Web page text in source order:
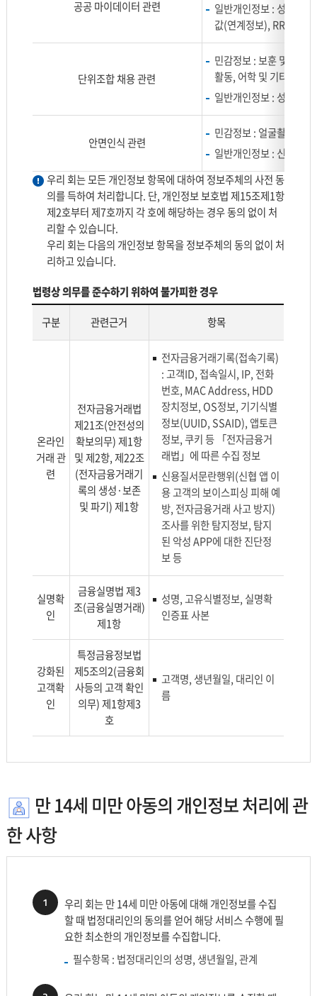
공공 마이데이터 관련
일반개인정보 : 성명, 생
값(연계정보), RRN값(
단위조합 채용 관련
민감정보 : 보훈 및 장애
활동, 어학 및 기타자격,
일반개인정보 : 성명, 주
안면인식 관련
민감정보 : 얼굴촬영 사
일반개인정보 : 신분증
우리 회는 모든 개인정보 항목에 대하여 정보주체의 사전 동
의를 득하여 처리합니다. 단, 개인정보 보호법 제15조제1항
제2호부터 제7호까지 각 호에 해당하는 경우 동의 없이 처
리할 수 있습니다.
우리 회는 다음의 개인정보 항목을 정보주체의 동의 없이 처
리하고 있습니다.
법령상 의무를 준수하기 위하여 불가피한 경우
항
목
한
표
입
다.
구분 관련근거 항목
온라인
거래 관
련
전자금융거래법
제21조(안전성의
확보의무) 제1항
및 제2항, 제22조
(전자금융거래기
록의 생성·보존
및 파기) 제1항
전자금융거래기록(접속기록)
: 고객ID, 접속일시, IP, 전화
번호, MAC Address, HDD
장치정보, OS정보, 기기식별
정보(UUID, SSAID), 앱토큰
정보, 쿠키 등 「전자금융거
래법」에 따른 수집 정보
신용질서문란행위(신협 앱 이
용 고객의 보이스피싱 피해 예
방, 전자금융거래 사고 방지)
조사를 위한 탐지정보, 탐지
된 악성 APP에 대한 진단정
보 등
실명확
인
금융실명법 제3
조(금융실명거래)
제1항
성명, 고유식별정보, 실명확
인증표 사본
강화된
고객확
인
특정금융정보법
제5조의2(금융회
사등의 고객 확인
의무) 제1항제3
호
고객명, 생년월일, 대리인 이
름
만 14세 미만 아동의 개인정보 처리에 관
한 사항
1
우리 회는 만 14세 미만 아동에 대해 개인정보를 수집
할 때 법정대리인의 동의를 얻어 해당 서비스 수행에 필
요한 최소한의 개인정보를 수집합니다.
필수항목 : 법정대리인의 성명, 생년월일, 관계